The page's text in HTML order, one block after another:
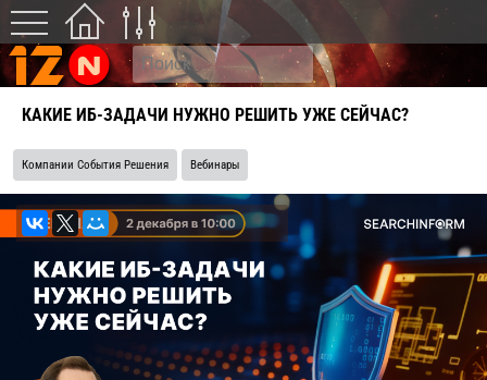
КАКИЕ ИБ-ЗАДАЧИ НУЖНО РЕШИТЬ УЖЕ СЕЙЧАС?
Компании События Решения Вебинары